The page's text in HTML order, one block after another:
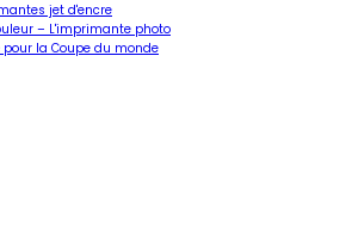
jet d'encre
– L'imprimante photo
la Coupe du monde